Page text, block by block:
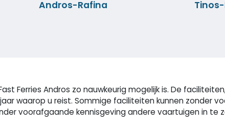
Andros-Rafina
Ferries Andros zo nauwkeurig mogelijk is. De
waarop u reist. Sommige faciliteiten kunnen zonder
voorafgaande kennisgeving andere vaartuigen in te